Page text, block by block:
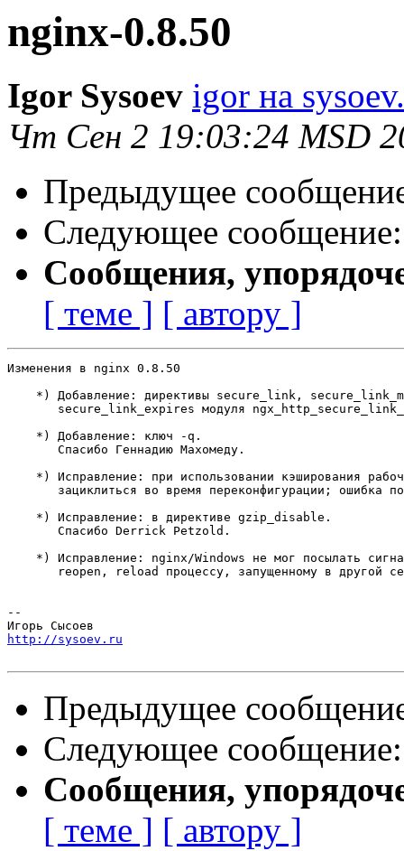
nginx-0.8.50
Igor Sysoev igor на
Чт Сен 2 19:03:24 MSD
Предыдущее
Следующее
Сообщения,
[ теме ] [ автору ]
Изменения в nginx 0.8.50
*) Добавление: директивы secure_link,
secure_link_expires модуля
    *) Добавление: ключ -q.
       Спасибо Геннадию Махомеду.
*) Исправление: при использовании кэширования
зациклиться во время переконфигурации; ошибка
    *) Исправление: в директиве gzip_disable.
       Спасибо Derrick Petzold.
*) Исправление: nginx/Windows не мог посылать
reopen, reload процессу, запущенному в другой
--
http://sysoev.ru
Предыдущее
Следующее
Сообщения,
[ теме ] [ автору ]